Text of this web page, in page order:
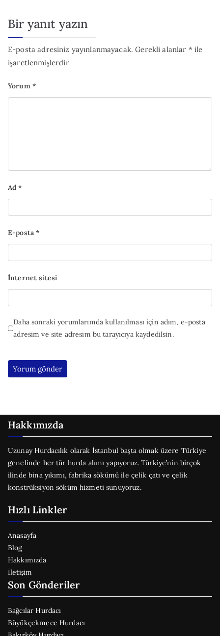
Bir yanıt yazın
E-posta adresiniz yayınlanmayacak. Gerekli alanlar * ile
işaretlenmişlerdir
Yorum *
Ad*
E-posta*
İnternet sitesi
Daha sonraki yorumlarımda kullanılması için adım, e-posta
adresim ve site adresim bu tarayıcıya kaydedilsin.
Hakkımızda
Uzunay Hurdacılık olarak İstanbul başta olmak üzere Türkiye
genelinde her tür hurda alımı yapıyoruz. Türkiye’nin birçok
ilinde bina yıkımı, fabrika sökümü ile çelik çatı ve çelik
konstrüksiyon söküm hizmeti sunuyoruz.
Hızlı Linkler
Anasayfa
Blog
Hakkımızda
İletişim
Son Gönderiler
Bağcılar Hurdacı
Büyükçekmece Hurdacı